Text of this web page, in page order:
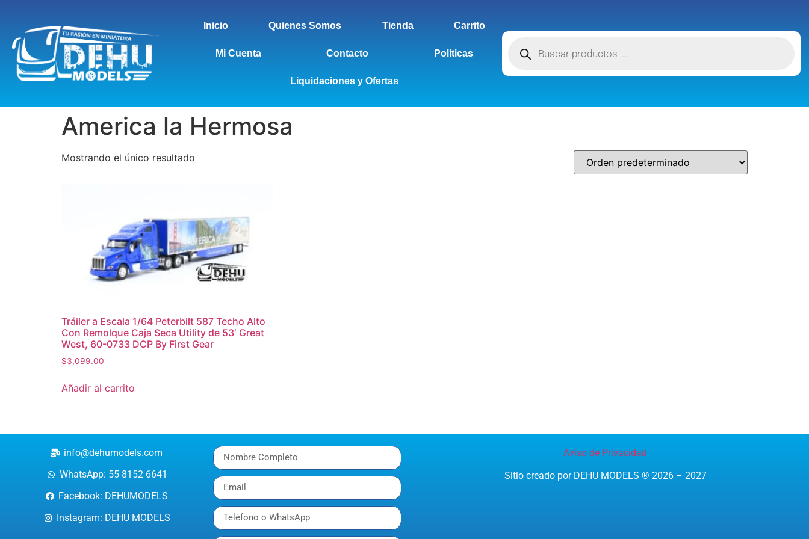
Inicio Quienes Somos Tienda Carrito
Mi Cuenta Contacto Políticas
Liquidaciones y Ofertas
America la Hermosa
Mostrando el único resultado
Tráiler a Escala 1/64 Peterbilt 587 Techo Alto
Con Remolque Caja Seca Utility de 53′ Great
West, 60-0733 DCP By First Gear
$3,099.00
Añadir al carrito
info@dehumodels.com
WhatsApp: 55 8152 6641
Facebook: DEHUMODELS
Instagram: DEHU MODELS
Aviso de Privacidad
Sitio creado por DEHU MODELS ® 2026 – 2027